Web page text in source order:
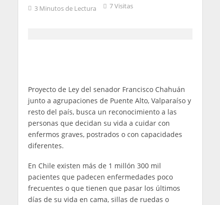
3 Minutos de Lectura 7 Visitas
Proyecto de Ley del senador Francisco Chahuán
junto a agrupaciones de Puente Alto, Valparaíso y
resto del país, busca un reconocimiento a las
personas que decidan su vida a cuidar con
enfermos graves, postrados o con capacidades
diferentes.
En Chile existen más de 1 millón 300 mil
pacientes que padecen enfermedades poco
frecuentes o que tienen que pasar los últimos
días de su vida en cama, sillas de ruedas o